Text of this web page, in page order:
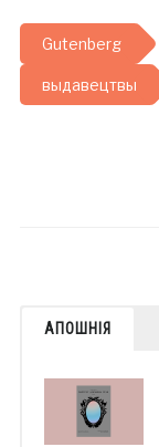
Gutenberg
выдавецтвы
АПОШНІЯ